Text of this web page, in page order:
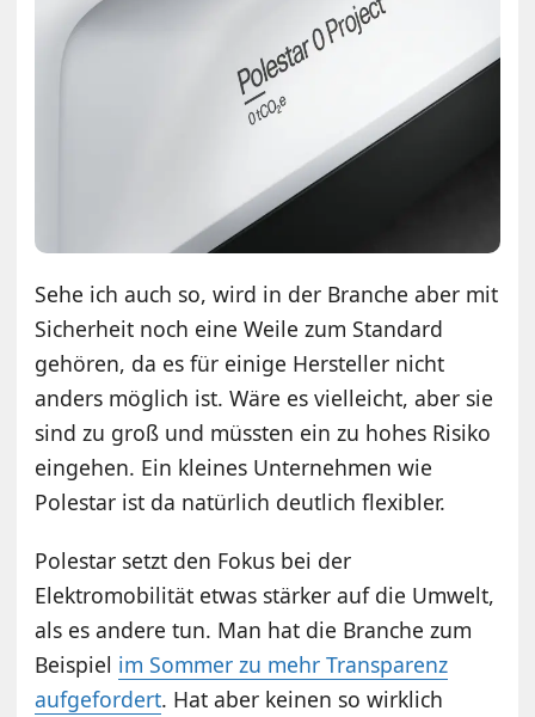
Sehe ich auch so, wird in der Branche aber mit
Sicherheit noch eine Weile zum Standard
gehören, da es für einige Hersteller nicht
anders möglich ist. Wäre es vielleicht, aber sie
sind zu groß und müssten ein zu hohes Risiko
eingehen. Ein kleines Unternehmen wie
Polestar ist da natürlich deutlich flexibler.
Polestar setzt den Fokus bei der
Elektromobilität etwas stärker auf die Umwelt,
als es andere tun. Man hat die Branche zum
Beispiel im Sommer zu mehr Transparenz
aufgefordert. Hat aber keinen so wirklich